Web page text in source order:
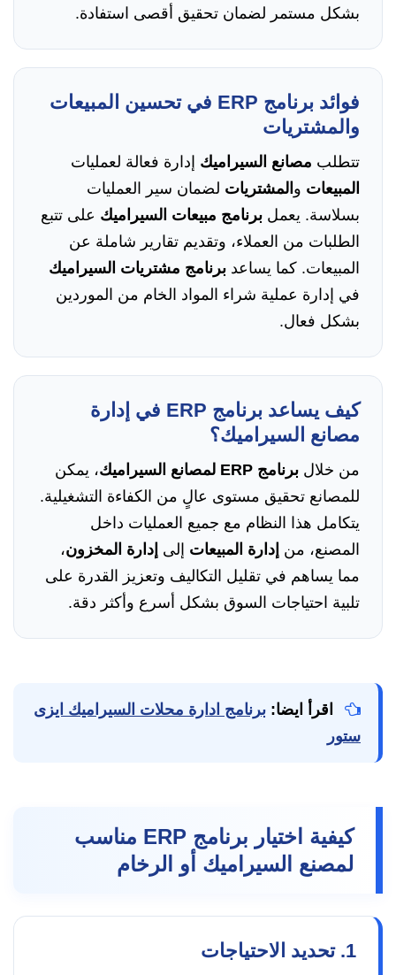
بشكل مستمر لضمان تحقيق أقصى استفادة.
فوائد برنامج ERP في تحسين المبيعات
والمشتريات
تتطلب مصانع السيراميك إدارة فعالة لعمليات
المبيعات و المشتريات لضمان سير العمليات
بسلاسة. يعمل برنامج مبيعات السيراميك على تتبع
الطلبات من العملاء، وتقديم تقارير شاملة عن
المبيعات. كما يساعد برنامج مشتريات السيراميك
في إدارة عملية شراء المواد الخام من الموردين
بشكل فعال.
كيف يساعد برنامج ERP في إدارة
مصانع السيراميك؟
من خلال برنامج ERP لمصانع السيراميك
، يمكن
للمصانع تحقيق مستوى عالٍ من الكفاءة التشغيلية.
يتكامل هذا النظام مع جميع العمليات داخل
المصنع، من إدارة المبيعات إلى إدارة المخزون،
مما يساهم في تقليل التكاليف وتعزيز القدرة على
تلبية احتياجات السوق بشكل أسرع وأكثر دقة.
اقرأ ايضا: برنامج ادارة محلات السيراميك ايزى
ستور
كيفية اختيار برنامج ERP مناسب
لمصنع السيراميك أو الرخام
1. تحديد الاحتياجات